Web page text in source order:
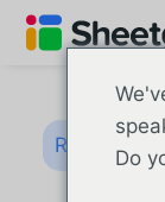
Recursos
Do